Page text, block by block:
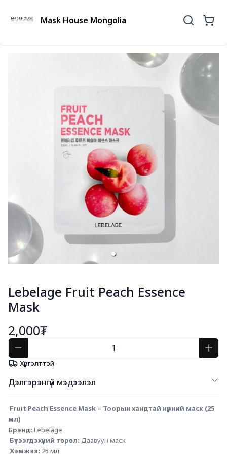
Mask House Mongolia
Lebelage Fruit Peach Essence
Mask
2,000₮
Хүргэлттэй
Дэлгэрэнгүй мэдээлэл
мл)
Брэнд: Lebelage
Бүтээгдэхүүний төрөл: Даавуун маск
Хэмжээ: 25 мл